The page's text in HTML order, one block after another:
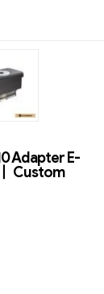
Adapter E-
Custom